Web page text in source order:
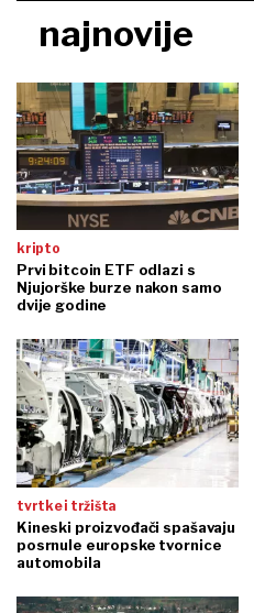
najnovije
kripto
Prvi bitcoin ETF odlazi s
Njujorške burze nakon samo
dvije godine
tvrtke i tržišta
Kineski proizvođači spašavaju
posrnule europske tvornice
automobila